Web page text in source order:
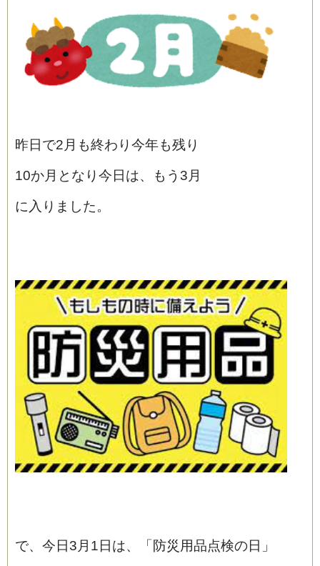
昨日で2月も終わり今年も残り
10か月となり今日は、もう3月
に入りました。
で、今日3月1日は、「防災用品点検の日」